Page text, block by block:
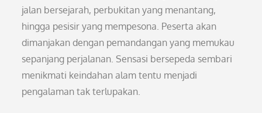
jalan bersejarah, perbukitan yang menantang,
hingga pesisir yang mempesona. Peserta akan
dimanjakan dengan pemandangan yang memukau
sepanjang perjalanan. Sensasi bersepeda sembari
menikmati keindahan alam tentu menjadi
pengalaman tak terlupakan.